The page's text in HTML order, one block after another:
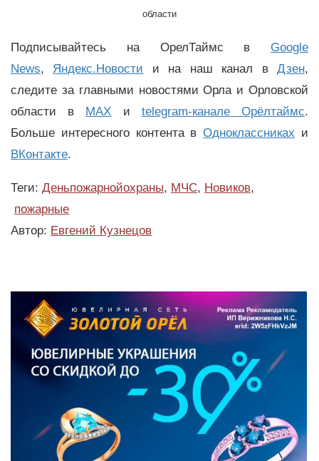
области
Подписывайтесь на ОрелТаймс в Google
News, Яндекс.Новости и на наш канал вДзен,
следите за главными новостями Орла и Орловской
области в MAX и telegram-канале Орёлтаймс.
Больше интересного контента вОдноклассниках и
ВКонтакте.
Теги: Деньпожарнойохраны, МЧС, Новиков,
пожарные
Автор: Евгений Кузнецов